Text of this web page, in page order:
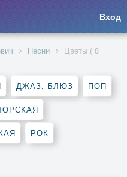
Вход
Песни
Цветы ( 8
ДЖАЗ, БЛЮЗ ПОП
РОК